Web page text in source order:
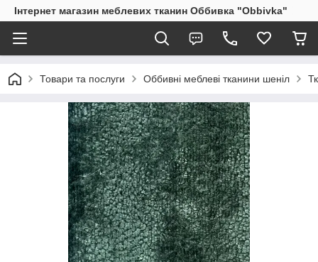
Інтернет магазин меблевих тканин Оббивка "Obbivka"
Товари та послуги Оббивні меблеві тканини шеніл